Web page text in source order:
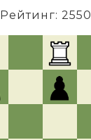
Рейтинг: 2550